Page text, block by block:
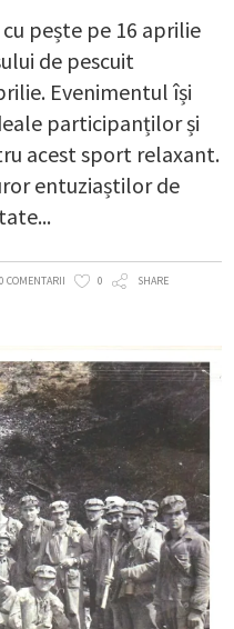
pește pe 16 aprilie
de pescuit
Evenimentul își
participanților și
acest sport relaxant.
entuziaștilor de
0 COMENTARII 0 SHARE